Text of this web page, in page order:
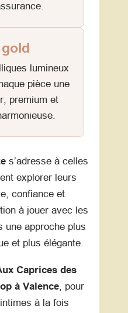
lumineux
pièce une
premium et
s’adresse à celles
explorer leurs
confiance et
à jouer avec les
une approche plus
et plus élégante.
Caprices des
à Valence, pour
à la fois